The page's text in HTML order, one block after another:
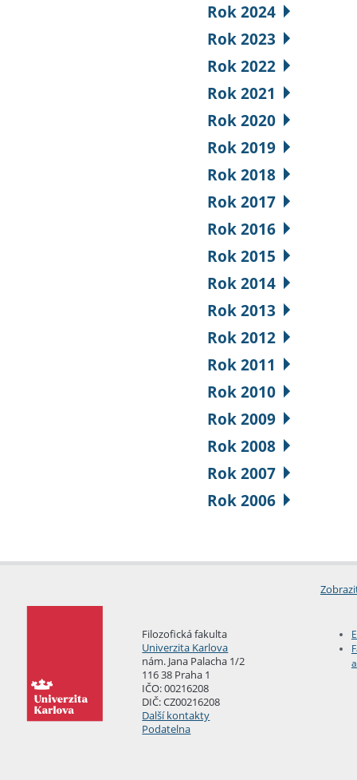
Rok 2024
Rok 2023
Rok 2022
Rok 2021
Rok 2020
Rok 2019
Rok 2018
Rok 2017
Rok 2016
Rok 2015
Rok 2014
Rok 2013
Rok 2012
Rok 2011
Rok 2010
Rok 2009
Rok 2008
Rok 2007
Rok 2006
Filozofická fakulta
Univerzita Karlova
nám. Jana Palacha 1/2
116 38 Praha 1
IČO: 00216208
DIČ: CZ00216208
Další kontakty
Podatelna